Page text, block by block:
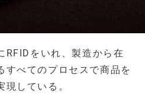
RFIDをいれ、製造から在
すべてのプロセスで商品を
現している。